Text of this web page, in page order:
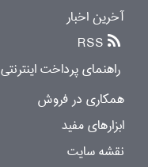
آخرین اخبار
RSS
راهنمای پرداخت اینترنتی
همکاری در فروش
ابزارهای مفید
نقشه سایت